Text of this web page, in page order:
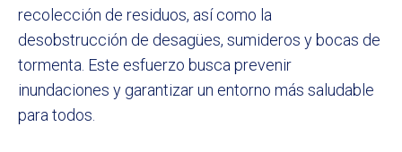
recolección de residuos, así como la
desobstrucción de desagües, sumideros y bocas de
tormenta. Este esfuerzo busca prevenir
inundaciones y garantizar un entorno más saludable
para todos.